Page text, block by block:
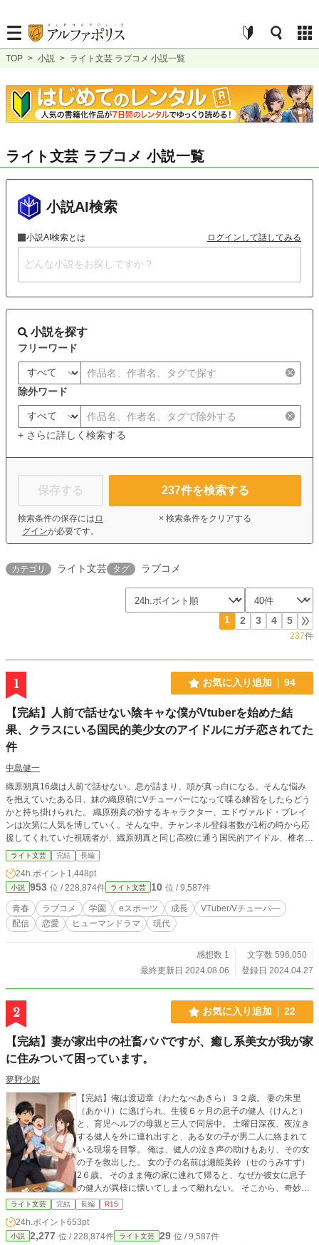
TOP > 小説 > ライト文芸 ラブコメ 小説一覧
ライト文芸 ラブコメ 小説一覧
小説AI検索
小説AI検索とは ログインして話してみる
小説を探す
フリーワード
除外ワード
+ さらに詳しく検索する
保存する
検索条件の保存には ロ
グインが必要です。
237件を検索する
× 検索条件をクリアする
カテゴリ ライト文芸 タグ ラブコメ
1 2 3 4 5
237件
1 お気に入り追加 94
【完結】人前で話せない陰キャな僕がVtuberを始めた結
果、クラスにいる国民的美少女のアイドルにガチ恋されてた
件
中島健一
織原朔真16歳は人前で話せない。息が詰まり、頭が真っ白になる。そんな悩み
を抱えていたある日、妹の織原萌にVチューバーになって喋る練習をしたらどう
かと持ち掛けられた。 織原朔真の扮するキャラクター、エドヴァルド・ブレイ
ンは次第に人気を博していく。そんな中、チャンネル登録者数が1桁の時から応
援してくれていた視聴者が、織原朔真と同じ高校に通う国民的アイドル、椎名町
45に属する音咲華多莉だったことに気が付く。 彼女に自分がエドヴァルドだと
バレたら落胆させてしまうかもしれない。彼女には勿論、学校の生徒達や視聴者
達に自分の正体がバレないよう、Vチューバー活動をするのだが、織原朔真は自
分の中に異変を感じる。 ネットの中だけの人格であるエドヴァルドが現実世界
にも顔を覗かせ始めたのだ。 学校とアルバイトだけの生活から一変、視聴者や
同じVチューバー達との交流、eスポーツを経て変わっていく自分の心情や価値
観。 これは織原朔真や彼に関わる者達が成長していく物語である。 カクヨム、
ライト文芸 完結 長編
24h.ポイント 1,448pt
小説 953 位 / 228,874件 ライト文芸 10 位 / 9,587件
青春 ラブコメ 学園 eスポーツ 成長
VTuber/Vチューバ―
配信
恋愛 ヒューマンドラマ 現代
感想数 1
文字数 596,050
最終更新日 2024.08.06
登録日 2024.04.27
2 お気に入り追加 22
【完結】妻が家出中の社畜パパですが、癒し系美女が我が家
に住みついて困っています。
夢野少尉
【完結】俺は渡辺章（わたなべあきら）３２歳。 妻の朱里
（あかり）に逃げられ、生後６ヶ月の息子の健人（けんと）
と、育児ヘルプの母親と三人で同居中。 土曜日深夜、夜泣き
する健人を外に連れ出すと、ある女の子が男二人に絡まれて
いる現場を目撃。 俺は、健人の泣き声の助けもあり、その女
の子を救出した。 女の子の名前は瀬能美鈴（せのうみすず）
2６歳。 そのまま俺の家に連れて帰ると、なぜか彼女に息子
の健人が異様に懐いてしまって離れない。 そこから、奇妙な
３人（＋おふくろ）の共同生活が始まった。 妻に捨てられ弱
りきった俺は、この癒し系美女に抗うことができるのか？ 妻
の朱里はなぜ家を出たのか？ そんな中、赤ちゃん育児のリア
ルは、大人の事情など知る由もなかったーー。
ライト文芸 完結 長編 R15
24h.ポイント 653pt
小説 2,277 位 / 228,874件 ライト文芸 29 位 / 9,587件